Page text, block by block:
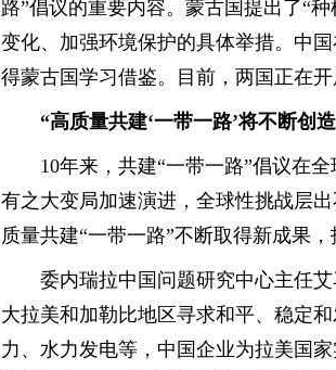
路”倡议的重要内容。蒙古国提出了“
变化、加强环境保护的具体举措。中
得蒙古国学习借鉴。目前，两国正在
“高质量共建‘一带一路’将不断创
10年来，共建“一带一路”倡议在
有之大变局加速演进，全球性挑战层
质量共建“一带一路”不断取得新成果
委内瑞拉中国问题研究中心主任
大拉美和加勒比地区寻求和平、稳定
力、水力发电等，中国企业为拉美国